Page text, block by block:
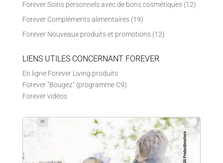
Forever Soins personnels avec de bons cosmétiques (12)
Forever Compléments alimentaires (19)
Forever Nouveaux produits et promotions (12)
LIENS UTILES CONCERNANT FOREVER
En ligne Forever Living produits
Forever "Bougez" (programme C9)
Forever vidéos